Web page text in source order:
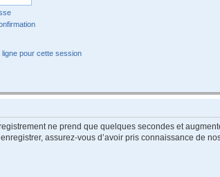
pour cette session
ne prend que quelques secondes et
assurez-vous d’avoir pris connaissance de